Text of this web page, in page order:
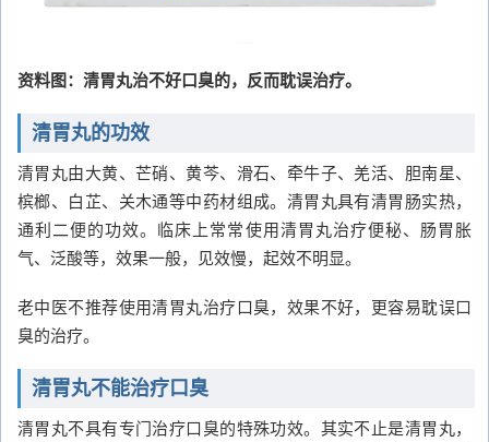
资料图：清胃丸治不好口臭的，反而耽误治疗。
清胃丸的功效
清胃丸由大黄、芒硝、黄芩、滑石、牵牛子、羌活、胆南星、
槟榔、白芷、关木通等中药材组成。清胃丸具有清胃肠实热，
通利二便的功效。临床上常常使用清胃丸治疗便秘、肠胃胀
气、泛酸等，效果一般，见效慢，起效不明显。
老中医不推荐使用清胃丸治疗口臭，效果不好，更容易耽误口
臭的治疗。
清胃丸不能治疗口臭
清胃丸不具有专门治疗口臭的特殊功效。其实不止是清胃丸，